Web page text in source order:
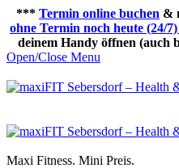
*** Termin online buchen &
ohne Termin noch heute (24/
deinem Handy öffnen (auch
Open/Close Menu
Maxi Fitness. Mini Preis.